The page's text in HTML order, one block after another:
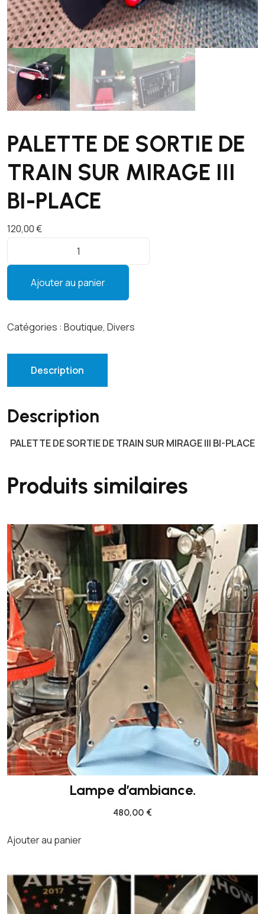
PALETTE DE SORTIE DE
TRAIN SUR MIRAGE III
BI-PLACE
120,00€
i
é
A
E
T
E
E
S
O
R
T
I
E
D
E
T
R
A
I
N
S
U
R
G
I
I
I
Ajouter au panier
Catégories : Boutique, Divers
Description
Description
PALETTE DE SORTIE DE TRAIN SUR MIRAGE III BI-PLACE
Produits similaires
Lampe d’ambiance.
480,00 €
Ajouter au panier